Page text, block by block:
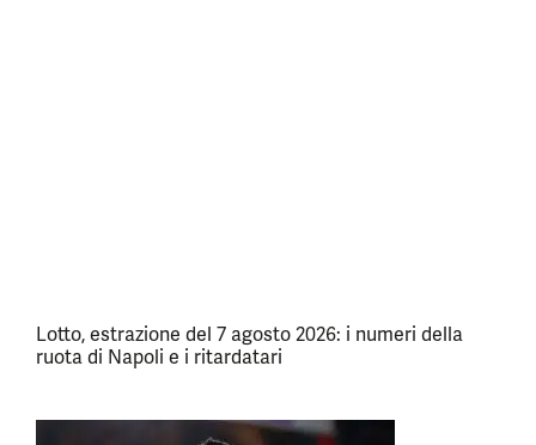
Lotto, estrazione del 7 agosto 2026: i numeri della
ruota di Napoli e i ritardatari